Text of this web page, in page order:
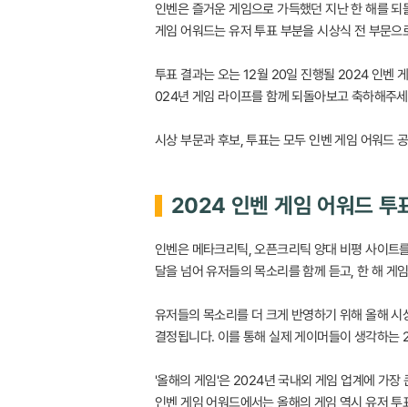
인벤은 즐거운 게임으로 가득했던 지난 한 해를
게임 어워드는 유저 투표 부분을 시상식 전 부문
투표 결과는 오는 12월 20일 진행될 2024 인벤
024년 게임 라이프를 함께 되돌아보고 축하해주
시상 부문과 후보, 투표는 모두 인벤 게임 어워드
2024 인벤 게임 어워드 투
인벤은 메타크리틱, 오픈크리틱 양대 비평 사이트
달을 넘어 유저들의 목소리를 함께 듣고, 한 해 게
유저들의 목소리를 더 크게 반영하기 위해 올해
결정됩니다. 이를 통해 실제 게이머들이 생각하
'올해의 게임'은 2024년 국내외 게임 업계에 가장
인벤 게임 어워드에서는 올해의 게임 역시 유저